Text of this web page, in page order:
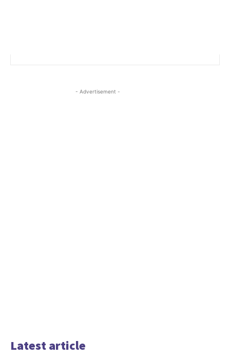
- Advertisement -
Latest article